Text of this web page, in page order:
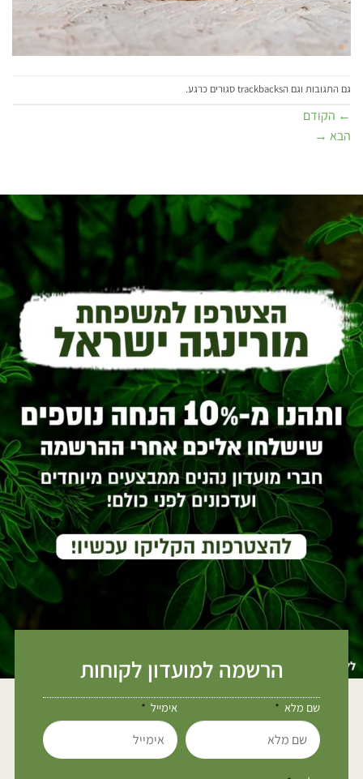
גם התגובות וגם הtrackbacks סגורים כרגע.
← הקודם
הבא →
הרשמה למועדון לקוחות
שם מלא אימייל